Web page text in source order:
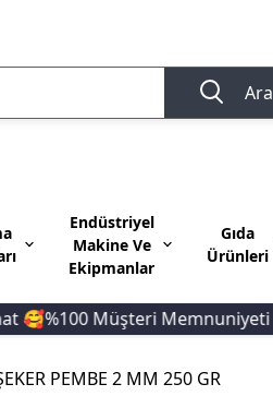
Ara
Endüstriyel
Makine Ve
Ekipmanlar
Gıda
Ürünleri
Müşteri Memnuniyeti
PEMBE 2 MM 250 GR